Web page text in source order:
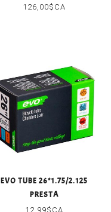
WIDE TRAIL
126,00$CA
EVO TUBE 26*1.75/2.125
PRESTA
12,99$CA